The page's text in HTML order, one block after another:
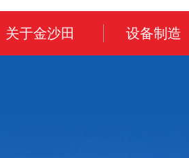
关于金沙田 设备制造